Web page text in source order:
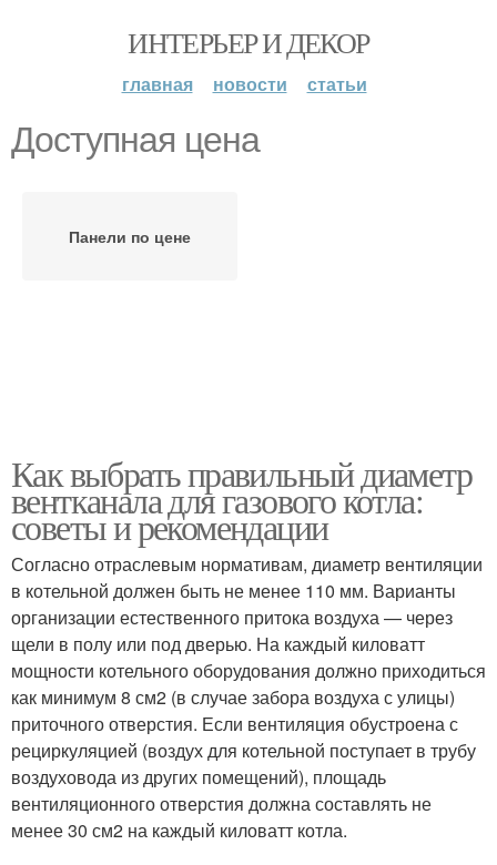
ИНТЕРЬЕР И ДЕКОР
главная новости статьи
Доступная цена
Панели по цене
Как выбрать правильный диаметр
вентканала для газового котла:
советы и рекомендации
Согласно отраслевым нормативам, диаметр вентиляции
в котельной должен быть не менее 110 мм. Варианты
организации естественного притока воздуха — через
щели в полу или под дверью. На каждый киловатт
мощности котельного оборудования должно приходиться
как минимум 8 см2 (в случае забора воздуха с улицы)
приточного отверстия. Если вентиляция обустроена с
рециркуляцией (воздух для котельной поступает в трубу
воздуховода из других помещений), площадь
вентиляционного отверстия должна составлять не
менее 30 см2 на каждый киловатт котла.